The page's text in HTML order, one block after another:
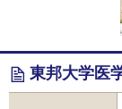
東邦大学医